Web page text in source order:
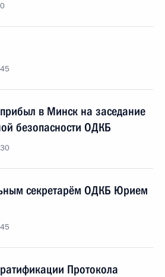
в Минск на заседание
безопасности ОДКБ
секретарём ОДКБ Юрием
Протокола